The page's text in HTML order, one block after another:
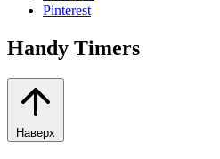
Pinterest
Handy Timers
Наверх